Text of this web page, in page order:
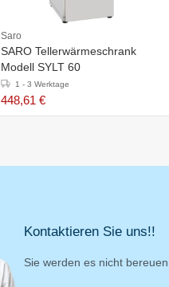
Saro
SARO Tellerwärmeschrank
Modell SYLT 60
1 - 3 Werktage
448,61 €
Kontaktieren Sie uns!!
Sie werden es nicht